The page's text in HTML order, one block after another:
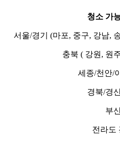
청소 가
서울/경기 (마포, 중구, 강남,
충북 ( 강원, 원
세종/천안/
경북/경
부
전라도